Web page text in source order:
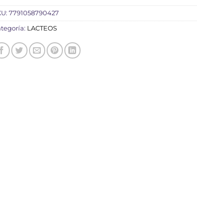
7791058790427
LACTEOS